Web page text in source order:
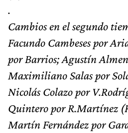
.
Cambios en el segundo
Facundo Cambeses por
por Barrios; Agustín
Maximiliano Salas por
Nicolás Colazo por
Quintero por R.Martínez
Martín Fernández por